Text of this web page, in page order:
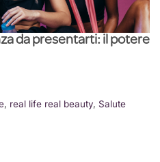
da presentarti: il potere
, real life real beauty, Salute